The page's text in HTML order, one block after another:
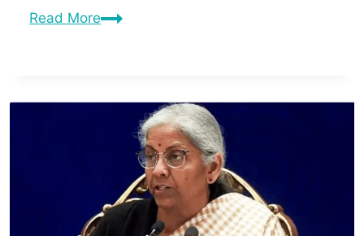
Read More